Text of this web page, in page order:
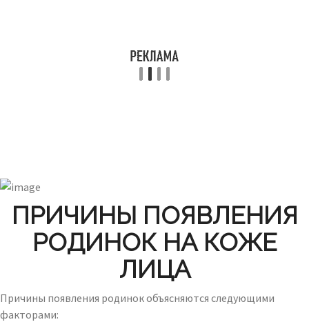
ПРИЧИНЫ ПОЯВЛЕНИЯ
РОДИНОК НА КОЖЕ
ЛИЦА
Причины появления родинок объясняются следующими
факторами: